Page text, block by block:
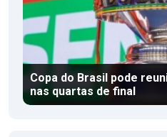
Copa do Brasil pode
nas quartas de final